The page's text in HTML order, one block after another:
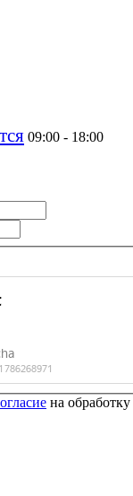
09:00 - 18:00
на обработку